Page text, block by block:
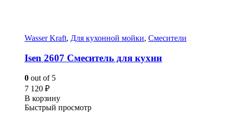
Wasser Kraft, Для кухонной мойки, Смесители
Isen 2607 Смеситель для кухни
0 out of 5
7 120 ₽
В корзину
Быстрый просмотр